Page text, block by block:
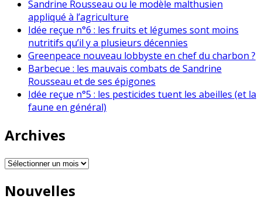
Sandrine Rousseau ou le modèle malthusien
appliqué à l’agriculture
Idée reçue n°6 : les fruits et légumes sont moins
nutritifs qu’il y a plusieurs décennies
Greenpeace nouveau lobbyste en chef du charbon ?
Barbecue : les mauvais combats de Sandrine
Rousseau et de ses épigones
Idée reçue n°5 : les pesticides tuent les abeilles (et la
faune en général)
Archives
Archives
Nouvelles